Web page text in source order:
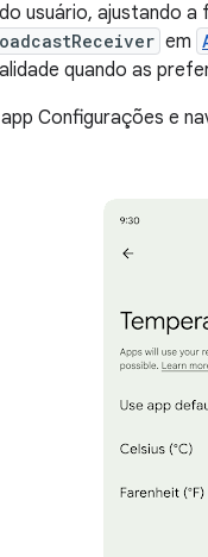
usuário, ajustando
em
quando as
Configurações e